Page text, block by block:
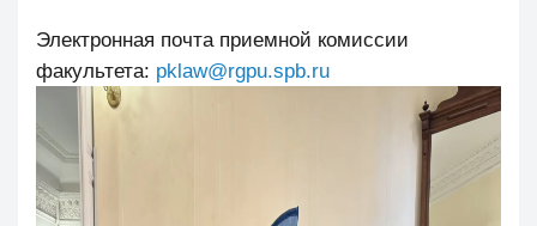
Электронная почта приемной комиссии
факультета: pklaw@rgpu.spb.ru